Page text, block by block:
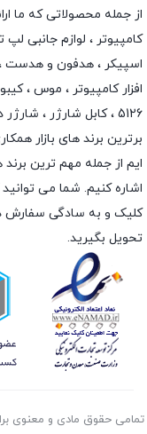
از جمله محصولاتی که ما
کامپیوتر ، لوازم جانبی لپ
اسپیکر ، هدفون و هدست
افزار کامپیوتر ، موس ،
5126 ،
کابل شارژر ، شارژر
برترین برند های بازار
ایم از جمله مهم ترین
اشاره کنیم. شما می
کلیک و به سادگی سفارش
تحویل بگیرید.